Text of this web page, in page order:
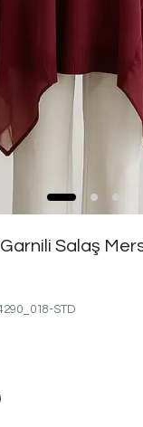
Salaş
STD